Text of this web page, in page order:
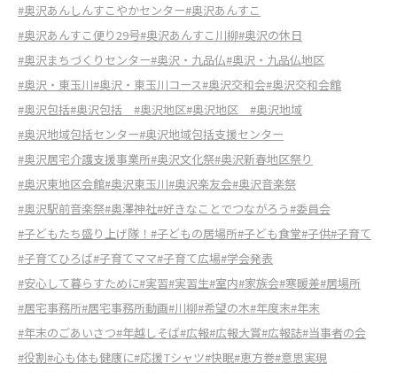
#奥沢あんしんすこやかセンター#奥沢あんすこ
#奥沢あんすこ便り29号#奥沢あんすこ川柳#奥沢の休日
#奥沢まちづくりセンター#奥沢・九品仏#奥沢・九品仏地区
#奥沢・東玉川#奥沢・東玉川コース#奥沢交和会#奥沢交和会館
#奥沢包括#奥沢包括 #奥沢地区#奥沢地区 #奥沢地域
#奥沢地域包括センター#奥沢地域包括支援センター
#奥沢居宅介護支援事業所#奥沢文化祭#奥沢新春地区祭り
#奥沢東地区会館#奥沢東玉川#奥沢楽友会#奥沢音楽祭
#奥沢駅前音楽祭#奥澤神社#好きなことでつながろう#委員会
#子どもたち盛り上げ隊！ #子どもの居場所#子ども食堂#子供#子育て
#子育てひろば#子育てママ#子育て広場#学会発表
#安心して暮らすために#実習#実習生#室内#家族会#寒暖差#居場所
#居宅事務所#居宅事務所動画#川柳#希望の木#年度末#年末
#年末のごあいさつ#年越しそば#広報#広報大賞#広報誌#当事者の会
#役割#心も体も健康に#応援Tシャツ#快眠#恵方巻#意思実現